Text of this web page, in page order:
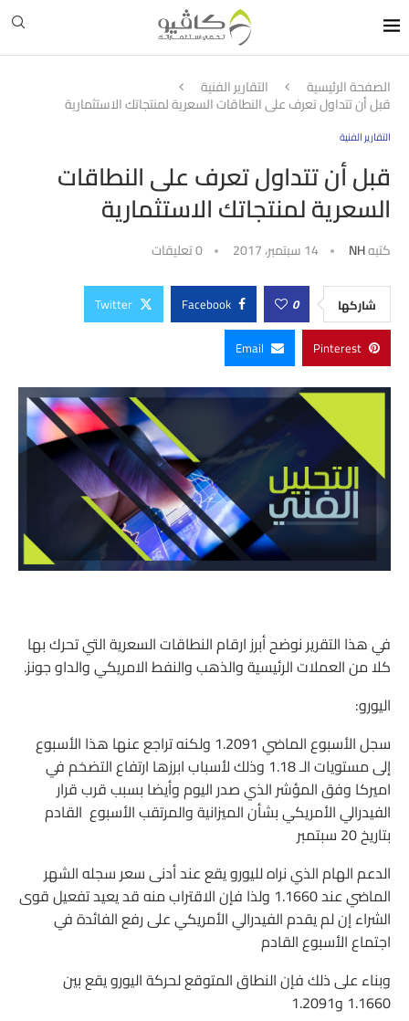
الصفحة الرئيسية التقارير الفنية
قبل أن تتداول تعرف على النطاقات السعرية لمنتجاتك الاستثمارية
التقارير الفنية
قبل أن تتداول تعرف على النطاقات
السعرية لمنتجاتك الاستثمارية
كتبهNH 14 سبتمبر، 2017 0 تعليقات
شاركها 0
Facebook
Twitter
Pinterest
Email
في هذا التقرير نوضح أبرز ارقام النطاقات السعرية التي تحرك بها
كلا من العملات الرئيسية والذهب والنفط الامريكي والداو جونز.
اليورو:
سجل الأسبوع الماضي 1.2091 ولكنه تراجع عنها هذا الأسبوع
إلى مستويات الـ 1.18 وذلك لأسباب ابرزها ارتفاع التضخم في
اميركا وفق المؤشر الذي صدر اليوم وأيضا بسبب قرب قرار
الفيدرالي الأمريكي بشأن الميزانية والمرتقب الأسبوع القادم
بتاريخ 20 سبتمبر
الدعم الهام الذي نراه لليورو يقع عند أدنى سعر سجله الشهر
الماضي عند 1.1660 ولذا فإن الاقتراب منه قد يعيد تفعيل قوى
الشراء إن لم يقدم الفيدرالي الأمريكي على رفع الفائدة في
اجتماع الأسبوع القادم
وبناء على ذلك فإن النطاق المتوقع لحركة اليورو يقع بين
1.1660 و1.2091